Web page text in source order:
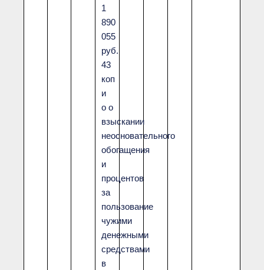
1
890
055
руб.
43
коп
и
о о
взыскании
неосновательного
обогащения
и
процентов
за
пользование
чужими
денежными
средствами
в